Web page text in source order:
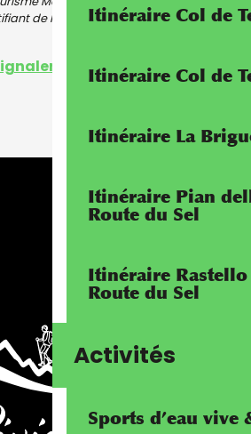
Itinéraire Col de
Itinéraire Col de
Itinéraire La
Itinéraire Pian
Route du Sel
Itinéraire
Route du Sel
Activités
Sports d’eau vive
de l'offre : 5818449)
une erreur